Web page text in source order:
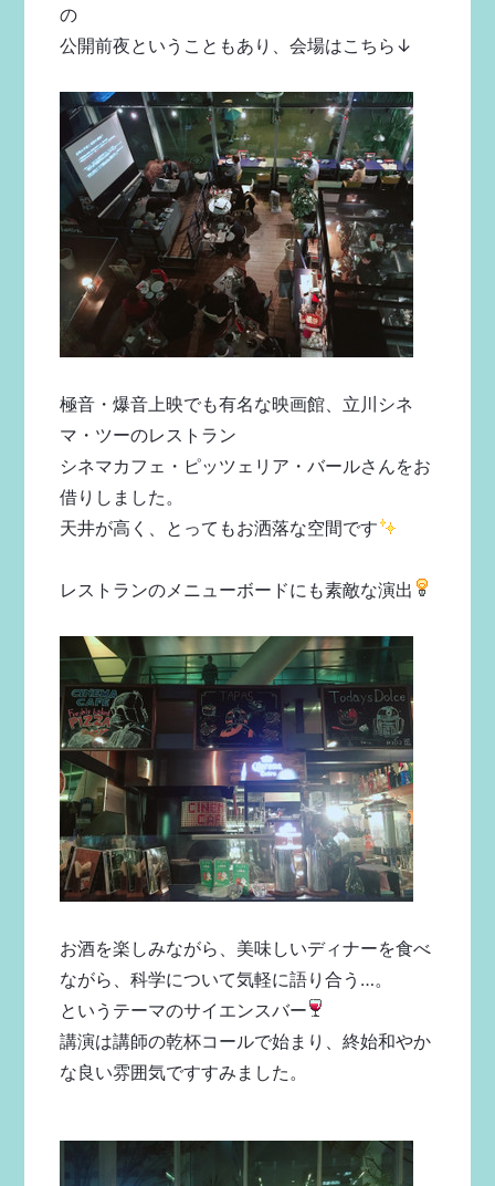
の
公開前夜ということもあり、会場はこちら↓
極音・爆音上映でも有名な映画館、立川シネ
マ・ツーのレストラン
シネマカフェ・ピッツェリア・バールさんをお
借りしました。
天井が高く、とってもお洒落な空間です
レストランのメニューボードにも素敵な演出
お酒を楽しみながら、美味しいディナーを食べ
ながら、科学について気軽に語り合う…。
というテーマのサイエンスバー
講演は講師の乾杯コールで始まり、終始和やか
な良い雰囲気ですすみました。